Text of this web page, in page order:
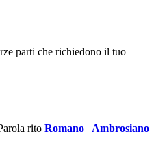
parti che richiedono il tuo
rito Romano | Ambrosiano